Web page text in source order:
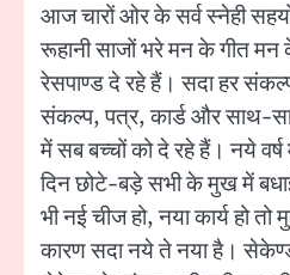
आज चारों ओर के सर्व स्नेही
रूहानी साजों भरे मन के गीत
रेसपाण्ड दे रहे हैं। सदा हर
संकल्प, पत्र, कार्ड और साथ-
में सब बच्चों को दे रहे हैं। नये
दिन छोटे-बड़े सभी के मुख में
भी नई चीज हो, नया कार्य हो
कारण सदा नये ते नया है।